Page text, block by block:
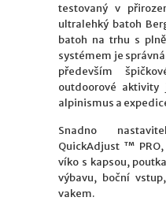
testovaný v
ultralehký batoh
batoh na trhu s
systémem je
především
outdoorové aktivity
alpinismus a
Snadno
QuickAdjust ™
víko s kapsou,
výbavu, boční
vakem.